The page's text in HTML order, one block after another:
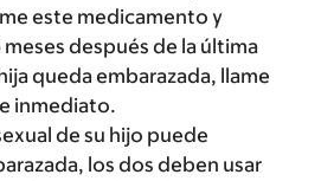
este medicamento y
después de la última
queda embarazada, llame
inmediato.
de su hijo puede
los dos deben usar